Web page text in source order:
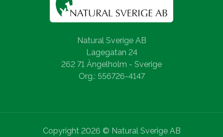
Natural Sverige AB
Lagegatan 24
262 71 Ängelholm - Sverige
Org.: 556726-4147
Copyright 2026 © Natural Sverige AB